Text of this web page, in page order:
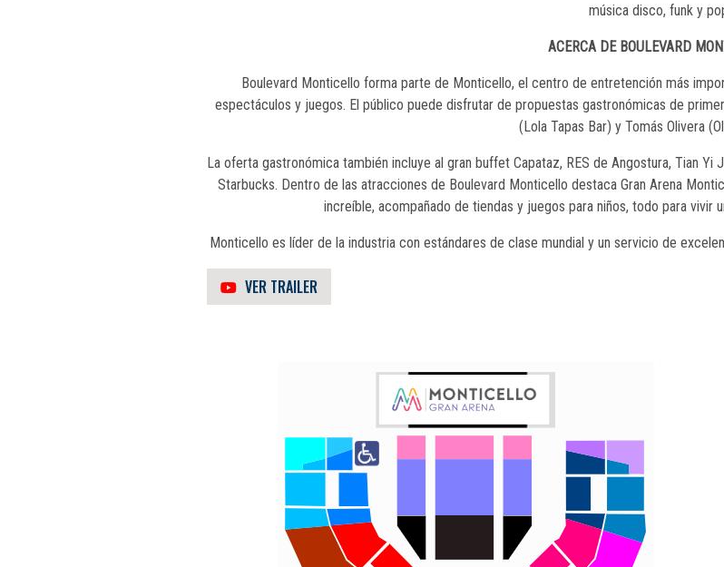
música disco, funk y
ACERCA DE BOULEVARD
Boulevard Monticello forma parte de Monticello, el centro de entretención más
espectáculos y juegos. El público puede disfrutar de propuestas gastronómicas de
(Lola Tapas Bar) y Tomás Olivera
La oferta gastronómica también incluye al gran buffet Capataz, RES de Angostura, Tian
Starbucks. Dentro de las atracciones de Boulevard Monticello destaca Gran Arena
increíble, acompañado de tiendas y juegos para niños, todo para vivir
Monticello es líder de la industria con estándares de clase mundial y un servicio de
VER TRAILER